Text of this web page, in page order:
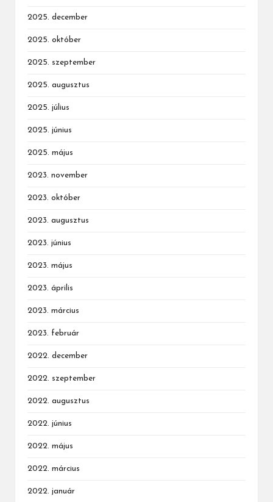
2025. december
2025. október
2025. szeptember
2025. augusztus
2025. július
2025. június
2025. május
2023. november
2023. október
2023. augusztus
2023. június
2023. május
2023. április
2023. március
2023. február
2022. december
2022. szeptember
2022. augusztus
2022. június
2022. május
2022. március
2022. január